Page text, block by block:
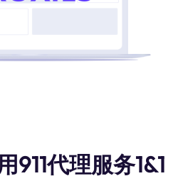
911代理服务1&1